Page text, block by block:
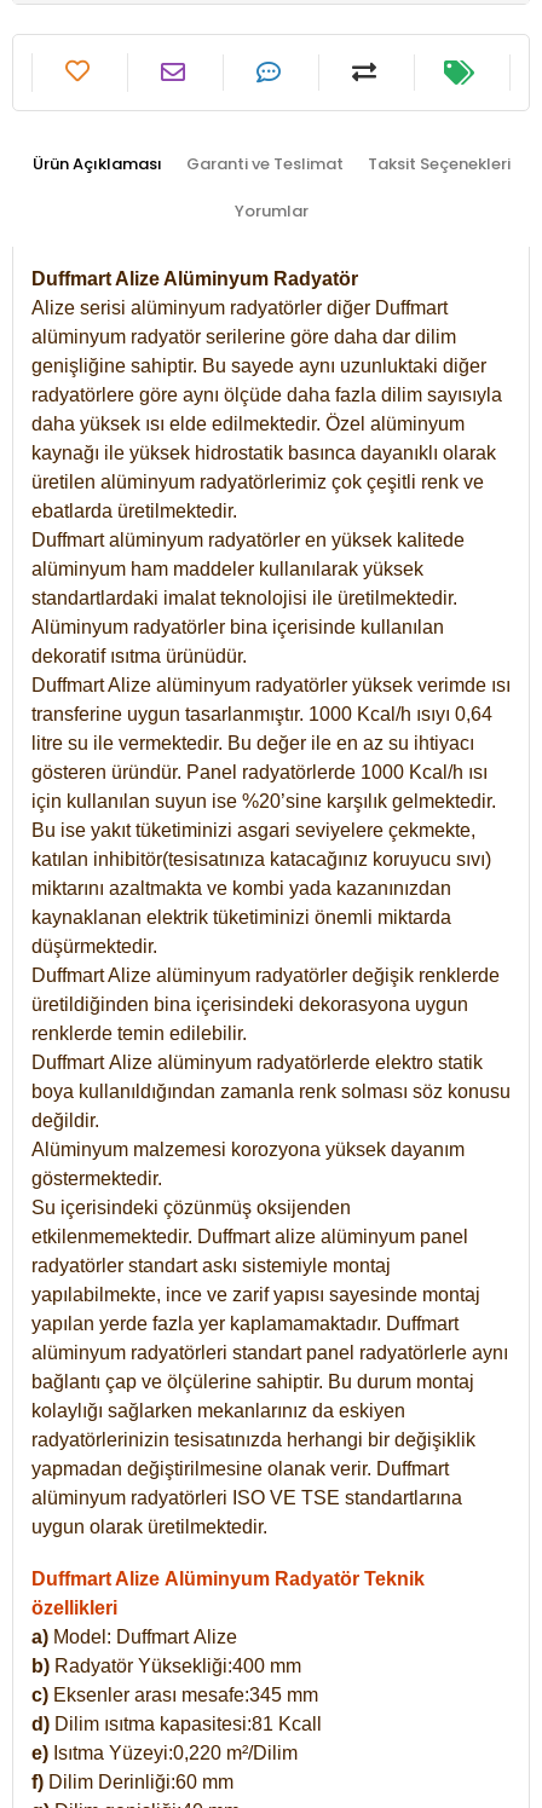
Ürün Açıklaması Garanti ve Teslimat Taksit Seçenekleri
Yorumlar
Duffmart Alize Alüminyum Radyatör
Alize serisi alüminyum radyatörler diğer Duffmart
alüminyum radyatör serilerine göre daha dar dilim
genişliğine sahiptir. Bu sayede aynı uzunluktaki diğer
radyatörlere göre aynı ölçüde daha fazla dilim sayısıyla
daha yüksek ısı elde edilmektedir. Özel alüminyum
kaynağı ile yüksek hidrostatik basınca dayanıklı olarak
üretilen alüminyum radyatörlerimiz çok çeşitli renk ve
ebatlarda üretilmektedir.
Duffmart alüminyum radyatörler en yüksek kalitede
alüminyum ham maddeler kullanılarak yüksek
standartlardaki imalat teknolojisi ile üretilmektedir.
Alüminyum radyatörler bina içerisinde kullanılan
dekoratif ısıtma ürünüdür.
Duffmart Alize alüminyum radyatörler yüksek verimde ısı
transferine uygun tasarlanmıştır. 1000 Kcal/h ısıyı 0,64
litre su ile vermektedir. Bu değer ile en az su ihtiyacı
gösteren üründür. Panel radyatörlerde 1000 Kcal/h ısı
için kullanılan suyun ise %20’sine karşılık gelmektedir.
Bu ise yakıt tüketiminizi asgari seviyelere çekmekte,
katılan inhibitör(tesisatınıza katacağınız koruyucu sıvı)
miktarını azaltmakta ve kombi yada kazanınızdan
kaynaklanan elektrik tüketiminizi önemli miktarda
düşürmektedir.
Duffmart Alize alüminyum radyatörler değişik renklerde
üretildiğinden bina içerisindeki dekorasyona uygun
renklerde temin edilebilir.
DuffmartAlize alüminyum radyatörlerde elektro statik
boya kullanıldığından zamanla renk solması söz konusu
değildir.
Alüminyum malzemesi korozyona yüksek dayanım
göstermektedir.
Su içerisindeki çözünmüş oksijenden
etkilenmemektedir. Duffmart alize alüminyum panel
radyatörler standart askı sistemiyle montaj
yapılabilmekte, ince ve zarif yapısı sayesinde montaj
yapılan yerde fazla yer kaplamamaktadır. Duffmart
alüminyum radyatörleri standart panel radyatörlerle aynı
bağlantı çap ve ölçülerine sahiptir. Bu durum montaj
kolaylığı sağlarken mekanlarınız da eskiyen
radyatörlerinizin tesisatınızda herhangi bir değişiklik
yapmadan değiştirilmesine olanak verir. Duffmart
alüminyum radyatörleri ISO VE TSE standartlarına
uygun olarak üretilmektedir.
Duffmart Alize Alüminyum Radyatör Teknik
özellikleri
a) Model: DuffmartAlize
b) Radyatör Yüksekliği:400 mm
c) Eksenler arası mesafe:345 mm
d) Dilim ısıtma kapasitesi:81 Kcall
e) Isıtma Yüzeyi:0,220 m²/Dilim
f) Dilim Derinliği:60 mm